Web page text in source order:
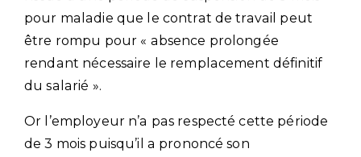
pour maladie que le contrat de travail peut
être rompu pour « absence prolongée
rendant nécessaire le remplacement définitif
du salarié ».
Or l’employeur n’a pas respecté cette période
de 3 mois puisqu’il a prononcé son